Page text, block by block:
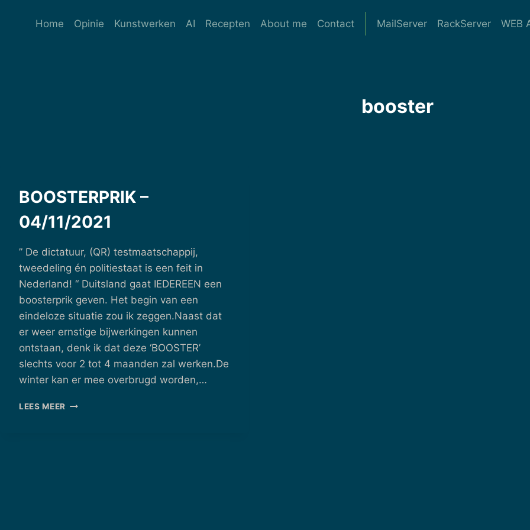
Home Opinie Kunstwerken AI Recepten About me Contact MailServer RackServer WEB
booster
BOOSTERPRIK –
04/11/2021
” De dictatuur, (QR) testmaatschappij,
tweedeling én politiestaat is een feit in
Nederland! “ Duitsland gaat IEDEREEN een
boosterprik geven. Het begin van een
eindeloze situatie zou ik zeggen.Naast dat
er weer ernstige bijwerkingen kunnen
ontstaan, denk ik dat deze ‘BOOSTER’
slechts voor 2 tot 4 maanden zal werken.De
winter kan er mee overbrugd worden,…
LEES MEER BOOSTERPRIK